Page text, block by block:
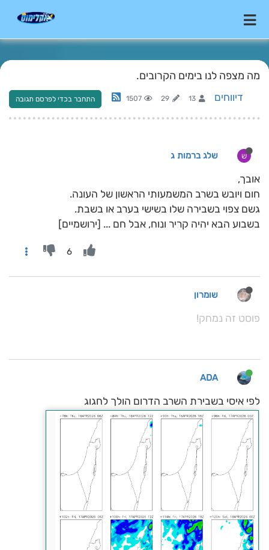
מה מצפה לנו בימים הקרובים.
דיווחים 13
29
1507 התחבר בכדי לפרסם תגובה
ש שלג ברמות ג
אובך,
חום ויובש בשרב המשמעותי הראשון של העונה.
גשם צפוי בשבירה שלו בשישי בערב או בשבת.
בשבוע הבא יהיה קריר ונוח, אבל חם ... [ירושמיים]
6
שומרון
פוסט זה נמחק!
ADA
לפי איסי בשבירת השרב הדרום הולך לחגוג